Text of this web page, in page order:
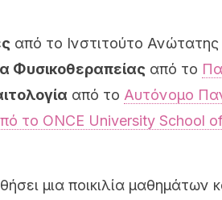
από το Ινστιτούτο Ανώτατης
Φυσικοθεραπείας από το
από το Αυτόνομο
το ONCE University School
μια ποικιλία μαθημάτων